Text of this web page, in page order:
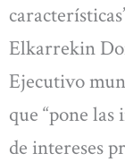
Elkarrekin
Ejecutivo
que “pone
de intereses